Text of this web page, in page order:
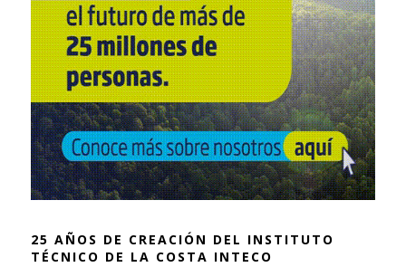
25 AÑOS DE CREACIÓN DEL INSTITUTO
TÉCNICO DE LA COSTA INTECO